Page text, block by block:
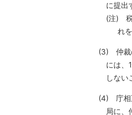
に提出
(注) 税
れ
(3) 仲裁
には、
しない
(4) 庁相
局に、